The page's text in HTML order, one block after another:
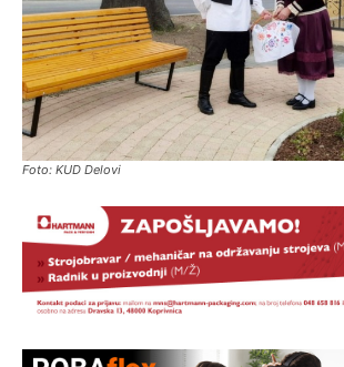
Foto: KUD Delovi